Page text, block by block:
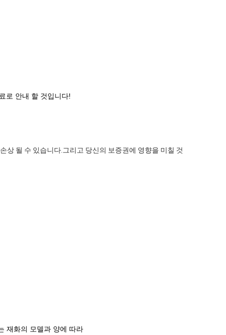
로 안내 할 것입니다!
상 될 수 있습니다.그리고 당신의 보증권에 영향을 미칠 것
재화의 모델과 양에 따라